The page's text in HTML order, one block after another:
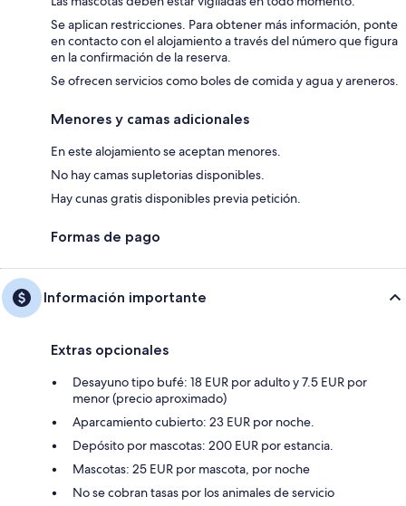
Se aplican restricciones. Para obtener más información, ponte
en contacto con el alojamiento a través del número que figura
en la confirmación de la reserva.
Se ofrecen servicios como boles de comida y agua y areneros.
Menores y camas adicionales
En este alojamiento se aceptan menores.
No hay camas supletorias disponibles.
Hay cunas gratis disponibles previa petición.
Formas de pago
Información importante
Extras opcionales
Desayuno tipo bufé: 18 EUR por adulto y 7.5 EUR por
menor (precio aproximado)
Aparcamiento cubierto: 23 EUR por noche.
Depósito por mascotas: 200 EUR por estancia.
Mascotas: 25 EUR por mascota, por noche
No se cobran tasas por los animales de servicio